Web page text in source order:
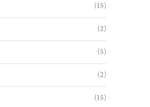
(15)
(2)
(5)
(2)
(15)